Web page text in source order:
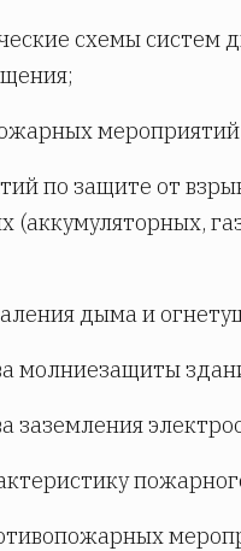
схемы систем
по защите от
(аккумуляторных,
дыма и
молниезащиты
заземления